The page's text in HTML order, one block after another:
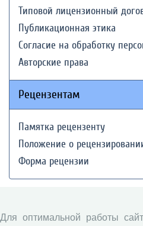
Типовой лицензионный
Публикационная этика
Согласие на обработку
Авторские права
Рецензентам
Памятка рецензенту
Положение о
Форма рецензии
Для оптимальной работы